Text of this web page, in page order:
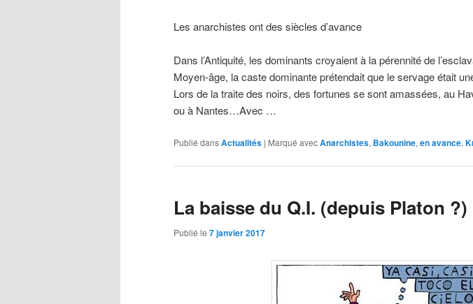
Les anarchistes ont des siècles d’avance
Dans l’Antiquité, les dominants croyaient à la pérennité de
Moyen-âge, la caste dominante prétendait que le servage était
Lors de la traite des noirs, des fortunes se sont amassées, au
ou à Nantes…Avec …
Publié dansActualités | Marqué avecAnarchistes, Bakounine, en avance,
La baisse du Q.I. (depuis Platon ?)
Publié le 7 janvier 2017